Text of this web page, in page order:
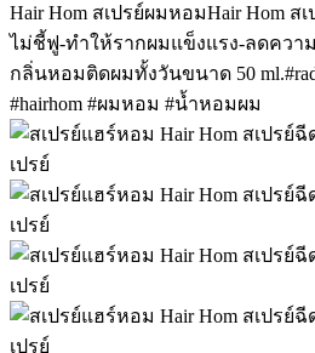
Hair Hom สเปรย์ผมหอมHair Hom
ไม่ชี้ฟู-ทำให้รากผมแข็งแรง-ลดควา
กลิ่นหอมติดผมทั้งวันขนาด 50
#hairhom #ผมหอม #น้ำหอมผม